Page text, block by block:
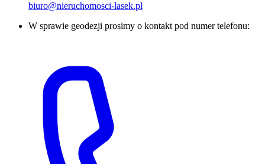
biuro@nieruchomosci-lasek.pl
W sprawie geodezji prosimy o kontakt pod numer telefonu: